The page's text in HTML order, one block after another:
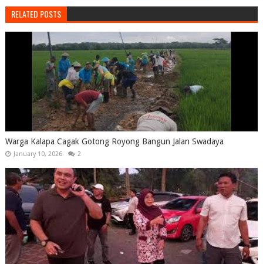
RELATED POSTS
Warga Kalapa Cagak Gotong Royong Bangun Jalan Swadaya
January 10, 2026 2